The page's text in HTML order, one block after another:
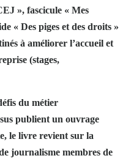
», fascicule « Mes
« Des piges et des droits »
à améliorer l’accueil et
(stages,
du métier
publient un ouvrage
le livre revient sur la
journalisme membres de